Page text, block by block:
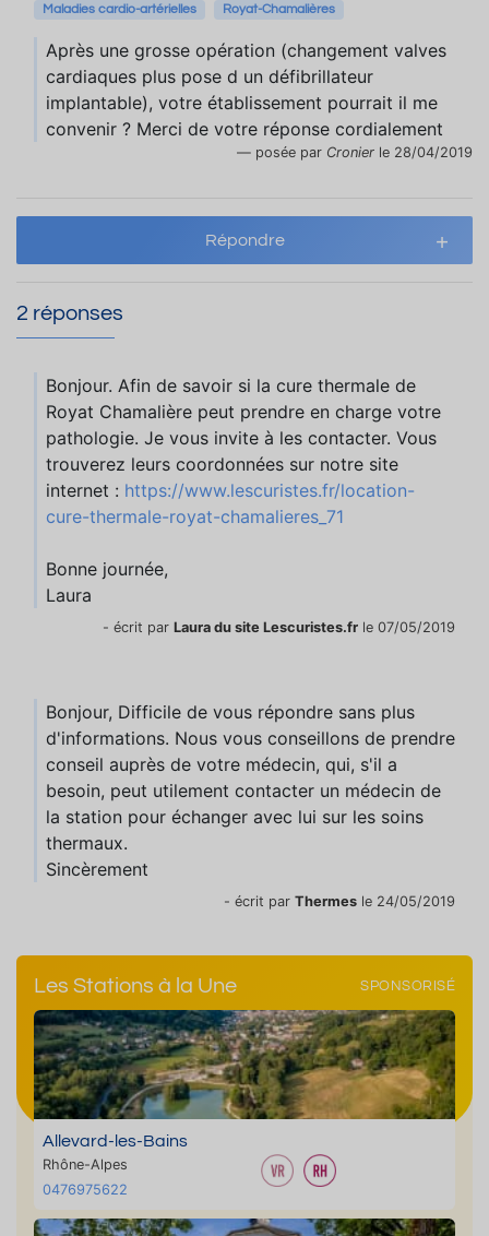
Maladies cardio-artérielles Royat-Chamalières
Après une grosse opération (changement valves
cardiaques plus pose d un défibrillateur
implantable), votre établissement pourrait il me
convenir ? Merci de votre réponse cordialement
posée par Cronier le 28/04/2019
Répondre
2 réponses
Bonjour. Afin de savoir si la cure thermale de
Royat Chamalière peut prendre en charge votre
pathologie. Je vous invite à les contacter. Vous
trouverez leurs coordonnées sur notre site
internet : https://www.lescuristes.fr/location-
cure-thermale-royat-chamalieres_71
Bonne journée,
Laura
- écrit par Laura du site Lescuristes.fr le 07/05/2019
Bonjour, Difficile de vous répondre sans plus
d'informations. Nous vous conseillons de prendre
conseil auprès de votre médecin, qui, s'il a
besoin, peut utilement contacter un médecin de
la station pour échanger avec lui sur les soins
thermaux.
Sincèrement
- écrit par Thermes le 24/05/2019
Les Stations à la Une SPONSORISÉ
Allevard-les-Bains
Rhône-Alpes
0476975622